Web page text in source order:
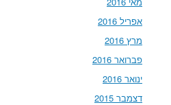
אפריל 2016
מרץ 2016
פברואר 2016
ינואר 2016
דצמבר 2015